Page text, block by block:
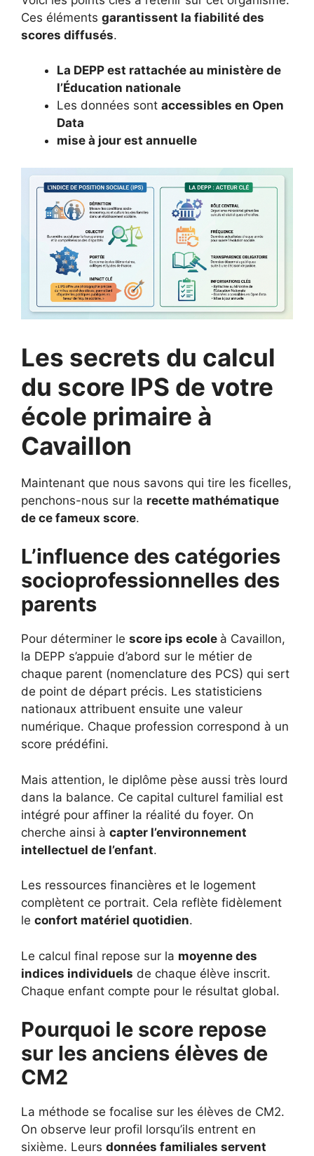
Ces éléments garantissent la fiabilité des
scores diffusés.
La DEPP est rattachée au ministère de
l’Éducation nationale
Les données sont accessibles en Open
Data
mise à jour est annuelle
Les secrets du calcul
du score IPS de votre
école primaire à
Cavaillon
Maintenant que nous savons qui tire les ficelles,
penchons-nous sur la recette mathématique
de ce fameux score.
L’influence des catégories
socioprofessionnelles des
parents
Pour déterminer le score ips ecole à Cavaillon,
la DEPP s’appuie d’abord sur le métier de
chaque parent (nomenclature des PCS) qui sert
de point de départ précis. Les statisticiens
nationaux attribuent ensuite une valeur
numérique. Chaque profession correspond à un
score prédéfini.
Mais attention, le diplôme pèse aussi très lourd
dans la balance. Ce capital culturel familial est
intégré pour affiner la réalité du foyer. On
cherche ainsi à capter l’environnement
intellectuel de l’enfant.
Les ressources financières et le logement
complètent ce portrait. Cela reflète fidèlement
le confort matériel quotidien.
Le calcul final repose sur la moyenne des
indices individuels de chaque élève inscrit.
Chaque enfant compte pour le résultat global.
Pourquoi le score repose
sur les anciens élèves de
CM2
La méthode se focalise sur les élèves de CM2.
On observe leur profil lorsqu’ils entrent en
sixième. Leurs données familiales servent